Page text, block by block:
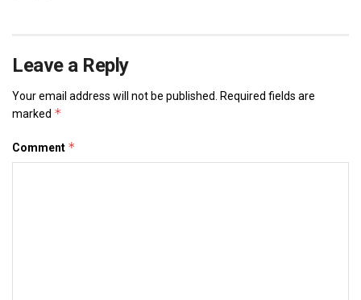
Leave a Reply
Your email address will not be published.
Required fields are
marked *
Comment *